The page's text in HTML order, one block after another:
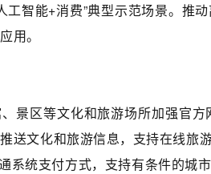
智能+消费”典型示范场景。推
用。
景区等文化和旅游场所加强官
文化和旅游信息，支持在线旅
系统支付方式，支持有条件的城